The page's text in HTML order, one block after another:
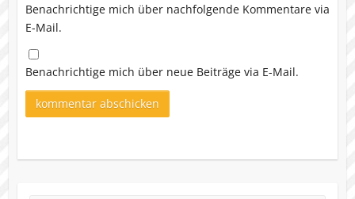
Benachrichtige mich über nachfolgende Kommentare via
E-Mail.
Benachrichtige mich über neue Beiträge via E-Mail.